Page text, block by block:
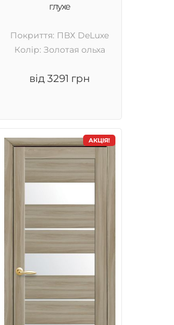
глухе
Покриття: ПВХ DeLuxe
Колір: Золотая ольха
від 3291 грн
АКЦІЯ!